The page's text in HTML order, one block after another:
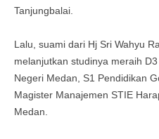
Tanjungbalai.
Lalu, suami dari Hj Sri Wahyu
melanjutkan studinya meraih
Negeri Medan, S1 Pendidikan
Magister Manajemen STIE
Medan.